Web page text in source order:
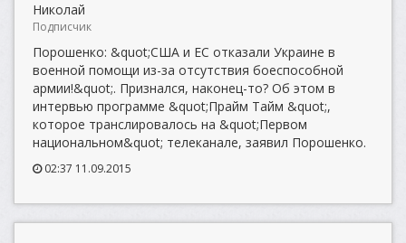
Николай
Подписчик
Порошенко: &quot;США и ЕС отказали Украине в
военной помощи из-за отсутствия боеспособной
армии!&quot;. Признался, наконец-то? Об этом в
интервью программе &quot;Прайм Тайм &quot;,
которое транслировалось на &quot;Первом
национальном&quot; телеканале, заявил Порошенко.
02:37 11.09.2015